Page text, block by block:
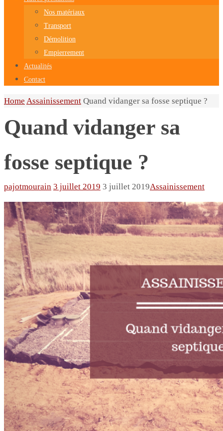
Nos matériaux
Transport
Démolition
Empierrement
Actualités
Contact
Home Assainissement Quand vidanger sa fosse septique ?
Quand vidanger sa
fosse septique ?
pajotmourain 3 juillet 2019 3 juillet 2019Assainissement